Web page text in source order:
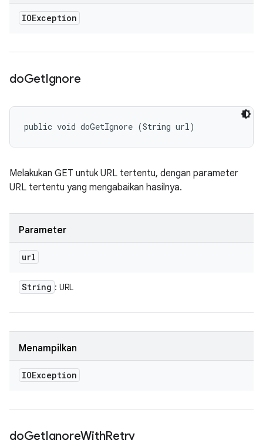
IOException
doGetIgnore
public void doGetIgnore (String url)
Melakukan GET untuk URL tertentu, dengan parameter
URL tertentu yang mengabaikan hasilnya.
Parameter
url
String : URL
Menampilkan
IOException
doGetIgnoreWithRetry